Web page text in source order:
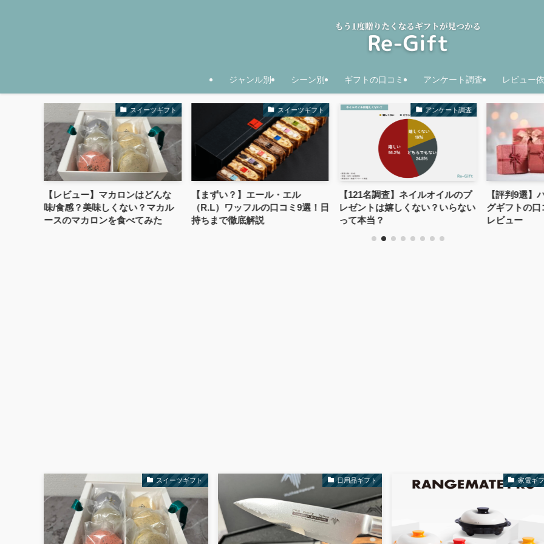
ジャンル別 シーン別 ギフトの口コミ アンケート調査 レビュー
スイーツギフト
【レビュー】マカロンはどんな
味/食感？美味しくない？マカル
ースのマカロンを食べてみた
スイーツギフト
【まずい？】エール・エル
（R.L）ワッフルの口コミ9選！日
持ちまで徹底解説
アンケート調査
【121名調査】ネイルオイルのプ
レゼントは嬉しくない？いらない
って本当？
【評判9選】
グギフトの
レビュー
スイーツギフト 日用品ギフト 家電ギ